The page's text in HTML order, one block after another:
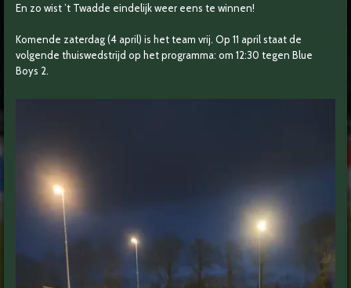
En zo wist ’t Twadde eindelijk weer eens te winnen!
Komende zaterdag (4 april) is het team vrij. Op 11 april staat de
volgende thuiswedstrijd op het programma: om 12:30 tegen Blue
Boys 2.